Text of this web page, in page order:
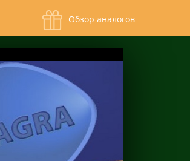
Обзор аналогов